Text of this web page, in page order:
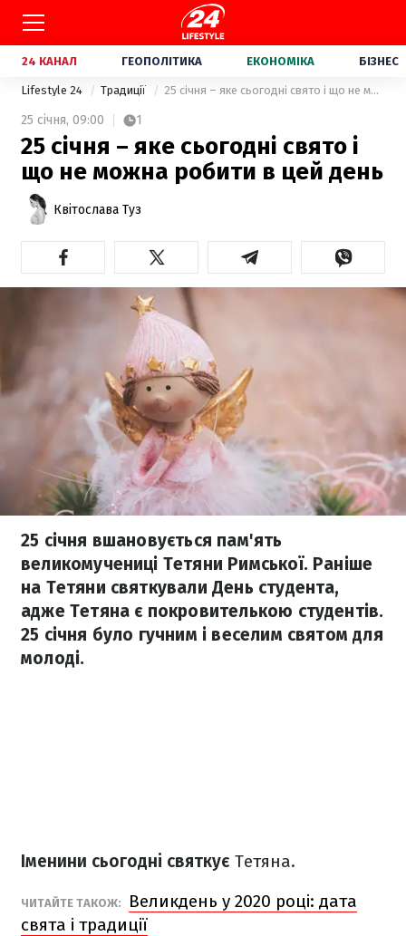
24 КАНАЛ ГЕОПОЛІТИКА ЕКОНОМІКА БІЗНЕС
Lifestyle 24 Традиції 25 січня – яке сьогодні свято і що не можна робити в цей день
25 січня, 09:00 1
25 січня – яке сьогодні свято і
що не можна робити в цей день
Квітослава Туз
25 січня вшановується пам'ять
великомучениці Тетяни Римської. Раніше
на Тетяни святкували День студента,
адже Тетяна є покровителькою студентів.
25 січня було гучним і веселим святом для
молоді.
Іменини сьогодні святкує Тетяна.
ЧИТАЙТЕ ТАКОЖ:
Великдень у 2020 році: дата
свята і традиції